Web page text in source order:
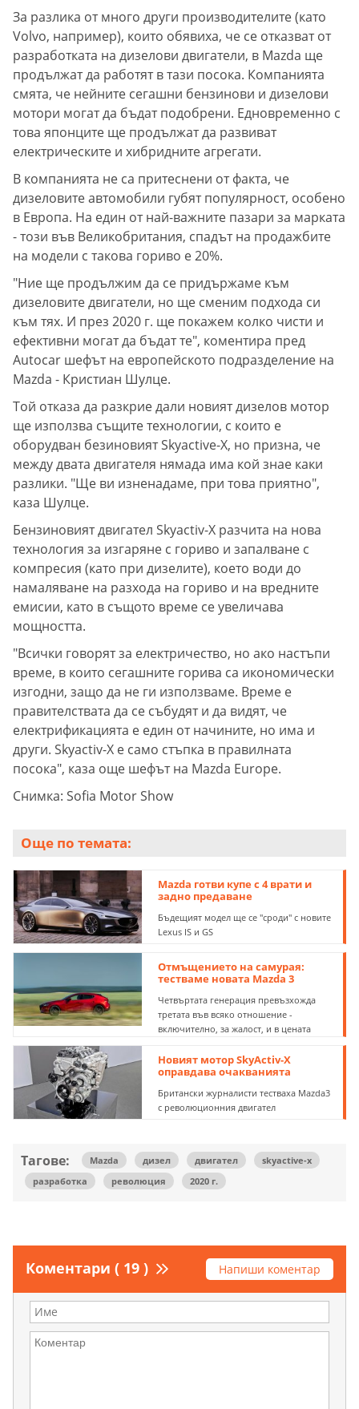
За разлика от много други производителите (като
Volvo, например), които обявиха, че се отказват от
разработката на дизелови двигатели, в Mazda ще
продължат да работят в тази посока. Компанията
смята, че нейните сегашни бензинови и дизелови
мотори могат да бъдат подобрени. Едновременно с
това японците ще продължат да развиват
електрическите и хибридните агрегати.
В компанията не са притеснени от факта, че
дизеловите автомобили губят популярност, особено
в Европа. На един от най-важните пазари за марката
- този във Великобритания, спадът на продажбите
на модели с такова гориво е 20%.
"Ние ще продължим да се придържаме към
дизеловите двигатели, но ще сменим подхода си
към тях. И през 2020 г. ще покажем колко чисти и
ефективни могат да бъдат те", коментира пред
Autocar шефът на европейското подразделение на
Mazda - Кристиан Шулце.
Той отказа да разкрие дали новият дизелов мотор
ще използва същите технологии, с които е
оборудван безиновият Skyactive-X, но призна, че
между двата двигателя нямада има кой знае каки
разлики. "Ще ви изненадаме, при това приятно",
каза Шулце.
Бензиновият двигател Skyactiv-X разчита на нова
технология за изгаряне с гориво и запалване с
компресия (като при дизелите), което води до
намаляване на разхода на гориво и на вредните
емисии, като в същото време се увеличава
мощността.
"Всички говорят за електричество, но ако настъпи
време, в които сегашните горива са икономически
изгодни, защо да не ги използваме. Време е
правителствата да се събудят и да видят, че
електрификацията е един от начините, но има и
други. Skyactiv-X е само стъпка в правилната
посока", каза още шефът на Mazda Europe.
Снимка: Sofia Motor Show
Още по темата:
Mazda готви купе с 4 врати и
задно предаване
Бъдещият модел ще се "сроди" с новите
Lexus IS и GS
Отмъщението на самурая:
тестваме новата Mazda 3
Четвъртата генерация превъзхожда
третата във всяко отношение -
включително, за жалост, и в цената
Новият мотор SkyActiv-X
оправдава очакванията
Британски журналисти тестваха Mazda3
с революционния двигател
Тагове: Mazda дизел двигател
skyactive-x
разработка
революция 2020 г.
Коментари ( 19 ) Напиши коментар